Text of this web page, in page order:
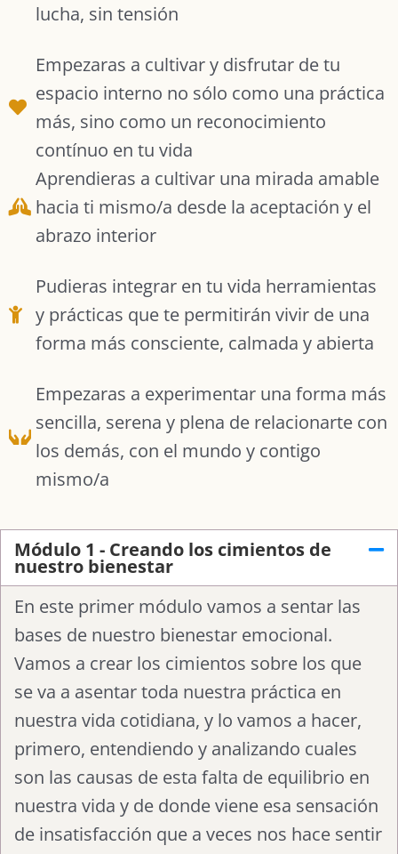
lucha, sin tensión
Empezaras a cultivar y disfrutar de tu
espacio interno no sólo como una práctica
más, sino como un reconocimiento
contínuo en tu vida
Aprendieras a cultivar una mirada amable
hacia ti mismo/a desde la aceptación y el
abrazo interior
Pudieras integrar en tu vida herramientas
y prácticas que te permitirán vivir de una
forma más consciente, calmada y abierta
Empezaras a experimentar una forma más
sencilla, serena y plena de relacionarte con
los demás, con el mundo y contigo
mismo/a
Módulo 1 - Creando los cimientos de
nuestro bienestar
En este primer módulo vamos a sentar las
bases de nuestro bienestar emocional.
Vamos a crear los cimientos sobre los que
se va a asentar toda nuestra práctica en
nuestra vida cotidiana, y lo vamos a hacer,
primero, entendiendo y analizando cuales
son las causas de esta falta de equilibrio en
nuestra vida y de donde viene esa sensación
de insatisfacción que a veces nos hace sentir